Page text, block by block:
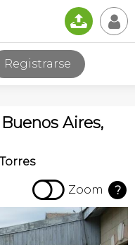
📤 👤
Registrarse
Aires,
 Zoom ?